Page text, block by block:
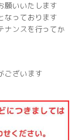
願いいたします
なっております
ナンスを行ってか
ございます